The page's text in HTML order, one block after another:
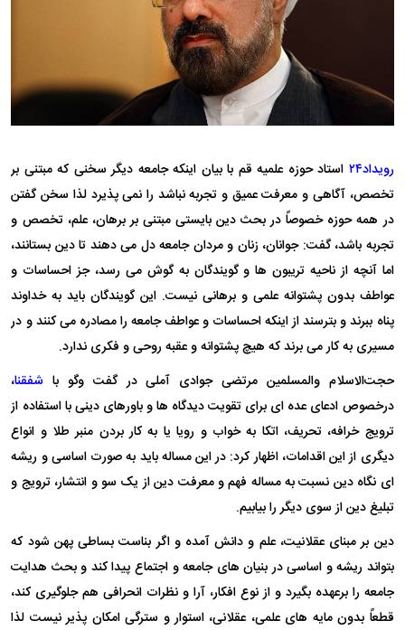
رویداد۲۴
استاد حوزه علمیه قم با بیان اینکه جامعه دیگر سخنی که مبتنی بر
تخصص، آگاهی و معرفت عمیق و تجربه نباشد را نمی پذیرد لذا سخن گفتن
در همه حوزه خصوصاً در بحث دین بایستی مبتنی بر برهان، علم، تخصص و
تجربه باشد، گفت: جوانان، زنان و مردان جامعه دل می دهند تا دین بستانند،
اما آنچه از ناحیه تریبون ها و گویندگان به گوش می رسد، جز احساسات و
عواطف بدون پشتوانه علمی و برهانی نیست. این گویندگان باید به خداوند
پناه ببرند و بترسند از اینکه احساسات و عواطف جامعه را مصادره می کنند و در
مسیری به کار می برند که هیچ پشتوانه و عقبه روحی و فکری ندارد.
حجت‌الاسلام والمسلمین مرتضی جوادی آملی در گفت وگو با شفقنا،
درخصوص ادعای عده ای برای تقویت دیدگاه ها و باورهای دینی با استفاده از
ترویج خرافه، تحریف، اتکا به خواب و رویا یا به کار بردن منبر طلا و انواع
دیگری از این اقدامات، اظهار کرد: در این مساله باید به صورت اساسی و ریشه
ای نگاه دین نسبت به مساله فهم و معرفت دین از یک سو و انتشار، ترویج و
تبلیغ دین از سوی دیگر را بیابیم.
دین بر مبنای عقلانیت، علم و دانش آمده و اگر بناست بساطی پهن شود که
بتواند ریشه و اساسی در بنیان های جامعه و اجتماع پیدا کند و بحث هدایت
جامعه را برعهده بگیرد و از نوع افکار، آرا و نظرات انحرافی هم جلوگیری کند،
قطعاً بدون مایه های علمی، عقلانی، استوار و سترگی امکان پذیر نیست لذا